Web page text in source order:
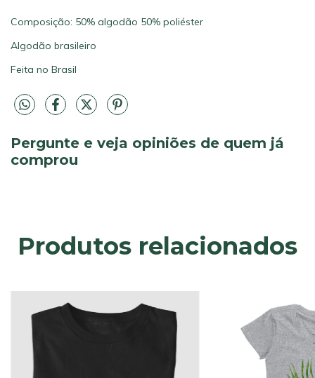
Composição: 50% algodão 50% poliéster
Algodão brasileiro
Feita no Brasil
Pergunte e veja opiniões de quem já
comprou
Produtos relacionados